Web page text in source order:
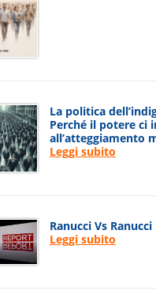
La politica
Perché il potere ci
all’atteggiamento
Leggi subito
Ranucci Vs Ranucci
Leggi subito